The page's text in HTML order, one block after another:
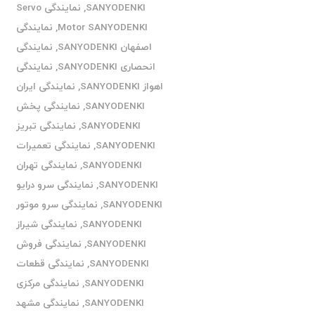
SANYODENKI
,
نمایندگی Servo
Motor SANYODENKI
, نمایندگی
اصفهان SANYODENKI
, نمایندگی
انحصاری SANYODENKI
, نمایندگی
اهواز SANYODENKI
, نمایندگی ایران
SANYODENKI
, نمایندگی پخش
SANYODENKI
, نمایندگی تبریز
SANYODENKI
, نمایندگی تعمیرات
SANYODENKI
, نمایندگی تهران
SANYODENKI
, نمایندگی سرو درایو
SANYODENKI
, نمایندگی سرو موتور
SANYODENKI
, نمایندگی شیراز
SANYODENKI
, نمایندگی فروش
SANYODENKI
, نمایندگی قطعات
SANYODENKI
, نمایندگی مرکزی
SANYODENKI
, نمایندگی مشهد